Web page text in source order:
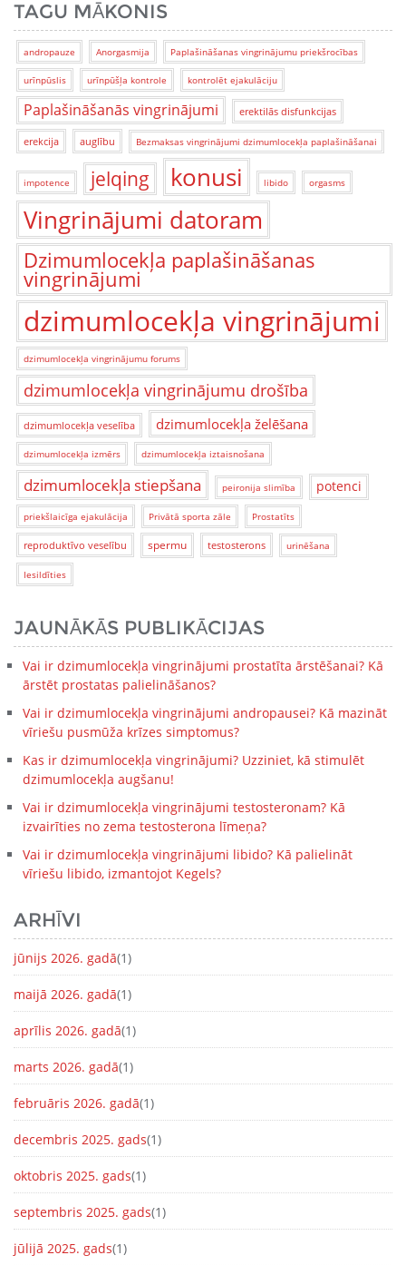
TAGU MĀKONIS
andropauze Anorgasmija Paplašināšanas vingrinājumu priekšrocības
urīnpūslis urīnpūšļa kontrole kontrolēt ejakulāciju
Paplašināšanās vingrinājumi erektilās disfunkcijas
erekcija auglību Bezmaksas vingrinājumi dzimumlocekļa paplašināšanai
impotence jelqing konusi libido orgasms
Vingrinājumi datoram
Dzimumlocekļa paplašināšanas
vingrinājumi
dzimumlocekļa vingrinājumi
dzimumlocekļa vingrinājumu forums
dzimumlocekļa vingrinājumu drošība
dzimumlocekļa veselība dzimumlocekļa želēšana
dzimumlocekļa izmērs dzimumlocekļa iztaisnošana
dzimumlocekļa stiepšana peironija slimība potenci
priekšlaicīga ejakulācija Privātā sporta zāle Prostatīts
reproduktīvo veselību spermu testosterons urinēšana
Iesildīties
JAUNĀKĀS PUBLIKĀCIJAS
Vai ir dzimumlocekļa vingrinājumi prostatīta ārstēšanai? Kā
ārstēt prostatas palielināšanos?
Vai ir dzimumlocekļa vingrinājumi andropausei? Kā mazināt
vīriešu pusmūža krīzes simptomus?
Kas ir dzimumlocekļa vingrinājumi? Uzziniet, kā stimulēt
dzimumlocekļa augšanu!
Vai ir dzimumlocekļa vingrinājumi testosteronam? Kā
izvairīties no zema testosterona līmeņa?
Vai ir dzimumlocekļa vingrinājumi libido? Kā palielināt
vīriešu libido, izmantojot Kegels?
ARHĪVI
jūnijs 2026. gadā(1)
maijā 2026. gadā(1)
aprīlis 2026. gadā(1)
marts 2026. gadā(1)
februāris 2026. gadā(1)
decembris 2025. gads(1)
oktobris 2025. gads(1)
septembris 2025. gads(1)
jūlijā 2025. gads(1)